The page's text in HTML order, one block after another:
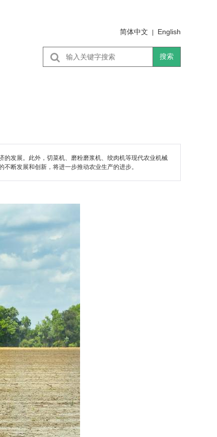
简体中文 English
搜索
发展。此外，切菜机、磨粉磨浆机、绞肉机等现代农业机械
断发展和创新，将进一步推动农业生产的进步。